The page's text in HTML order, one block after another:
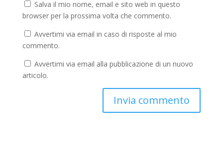
Salva il mio nome, email e sito web in questo
browser per la prossima volta che commento.
Avvertimi via email in caso di risposte al mio
commento.
Avvertimi via email alla pubblicazione di un nuovo
articolo.